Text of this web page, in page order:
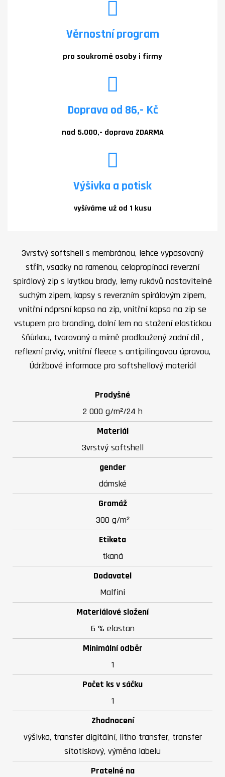
Věrnostní program
pro soukromé osoby i firmy
Doprava od 86,- Kč
nad 5.000,- doprava ZDARMA
Výšivka a potisk
vyšíváme už od 1 kusu
3vrstvý softshell s membránou, lehce vypasovaný
střih, vsadky na ramenou, celopropínací reverzní
spirálový zip s krytkou brady, lemy rukávů nastavitelné
suchým zipem, kapsy s reverzním spirálovým zipem,
vnitřní náprsní kapsa na zip, vnitřní kapsa na zip se
vstupem pro branding, dolní lem na stažení elastickou
šňůrkou, tvarovaný a mírně prodloužený zadní díl ,
reflexní prvky, vnitřní fleece s antipilingovou úpravou,
Údržbové informace pro softshellový materiál
Prodyšné
2 000 g/m²/24 h
Materiál
3vrstvý softshell
gender
dámské
Gramáž
300 g/m²
Etiketa
tkaná
Dodavatel
Malfini
Materiálové složení
6 % elastan
Minimální odběr
1
Počet ks v sáčku
1
Zhodnocení
výšivka, transfer digitální, litho transfer, transfer
sítotiskový, výměna labelu
Pratelné na